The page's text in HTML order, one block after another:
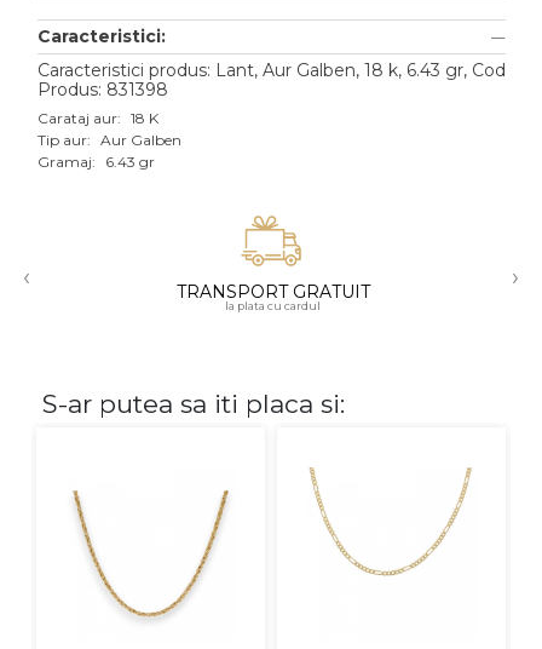
Aur alb
Aur roz
Aur mixt
18K
Diamante
Caracteristici:
Caracteristici produs: Lant, Aur Galben, 18 k, 6.43 gr, Cod
Produs: 831398
Carataj aur: 18 K
Tip aur: Aur Galben
Gramaj:
6.43 gr
‹ TRANSPORT GRATUIT
la plata cu cardul
›
S-ar putea sa iti placa si: